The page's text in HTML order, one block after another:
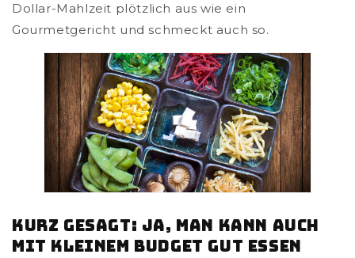
Dollar-Mahlzeit plötzlich aus wie ein
Gourmetgericht und schmeckt auch so.
Kurz gesagt: Ja, man kann auch
mit kleinem Budget gut essen